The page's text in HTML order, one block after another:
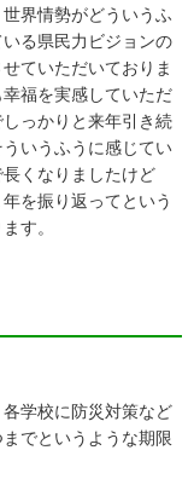
界情勢がどういうふ
る県民力ビジョンの
ていただいておりま
福を実感していただ
っかりと来年引き続
いうふうに感じてい
くなりましたけど
を振り返ってという
す。
各学校に防災対策など
でというような期限